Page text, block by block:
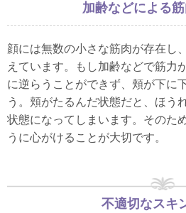
加齢などによる筋
顔には無数の小さな筋肉が存在し
えています。もし加齢などで筋力
に逆らうことができず、頬が下に
う。頬がたるんだ状態だと、ほう
状態になってしまいます。そのた
うに心がけることが大切です。
不適切なスキ